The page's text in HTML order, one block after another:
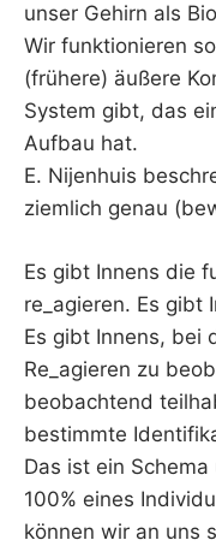
unser Gehirn als
Wir funktionieren
(frühere) äußere
System gibt, das
Aufbau hat.
E. Nijenhuis
ziemlich genau
Es gibt Innens die
re_agieren. Es gibt
Es gibt Innens, bei
Re_agieren zu
beobachtend
bestimmte
Das ist ein
100% eines
können wir an uns